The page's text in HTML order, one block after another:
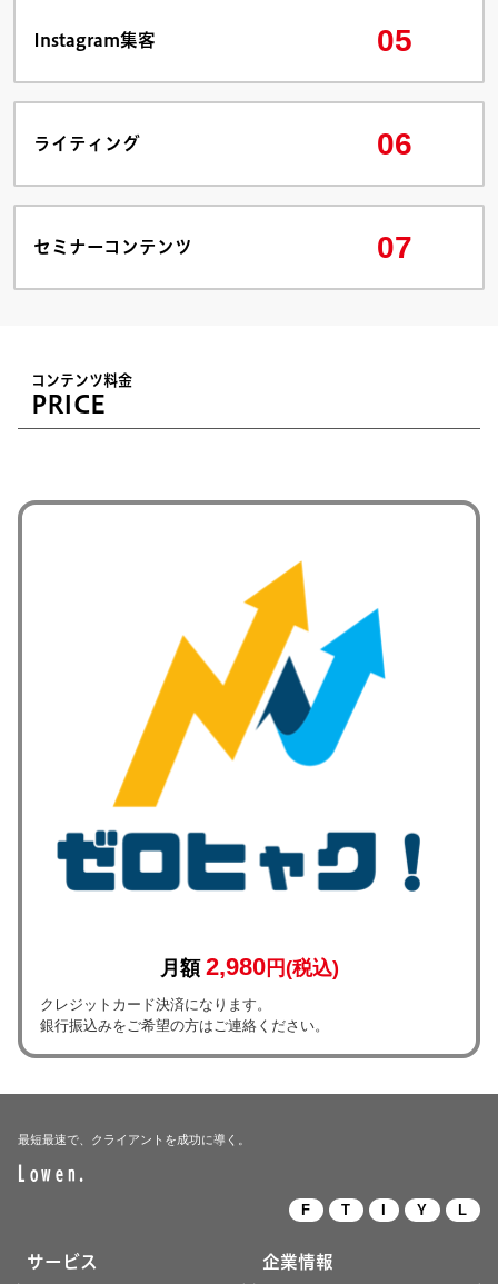
05
Instagram集客
06
ライティング
07
セミナーコンテンツ
コンテンツ料金
PRICE
月額 2,980円(税込)
クレジットカード決済になります。
銀行振込みをご希望の方はご連絡ください。
最短最速で、クライアントを成功に導く。
Lowen.
F T Y L
サービス 企業情報